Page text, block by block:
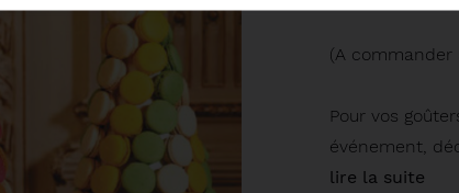
(A commander
Pour vos
événement,
lire la suite